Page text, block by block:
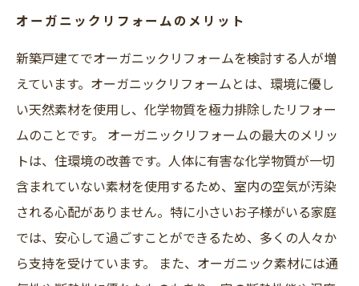
オーガニックリフォームのメリット
新築戸建てでオーガニックリフォームを検討する人が増
えています。オーガニックリフォームとは、環境に優し
い天然素材を使用し、化学物質を極力排除したリフォー
ムのことです。 オーガニックリフォームの最大のメリッ
トは、住環境の改善です。人体に有害な化学物質が一切
含まれていない素材を使用するため、室内の空気が汚染
される心配がありません。特に小さいお子様がいる家庭
では、安心して過ごすことができるため、多くの人々か
ら支持を受けています。 また、オーガニック素材には通